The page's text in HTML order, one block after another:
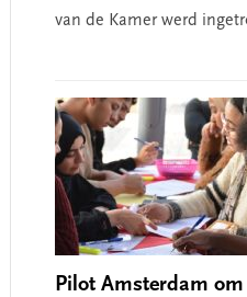
van de Kamer werd
Pilot Amsterdam